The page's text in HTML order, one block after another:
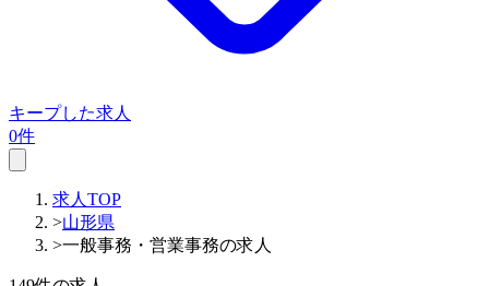
キープした求人
0件
求人TOP
>山形県
>一般事務・営業事務の求人